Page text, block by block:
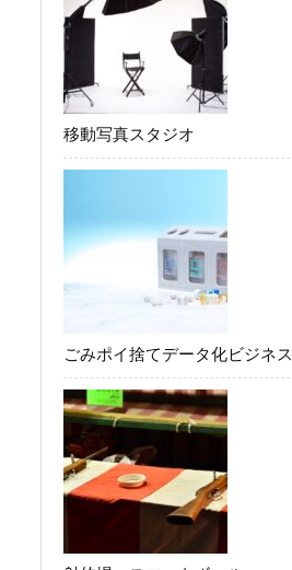
移動写真スタジオ
ごみポイ捨てデータ化ビジネス